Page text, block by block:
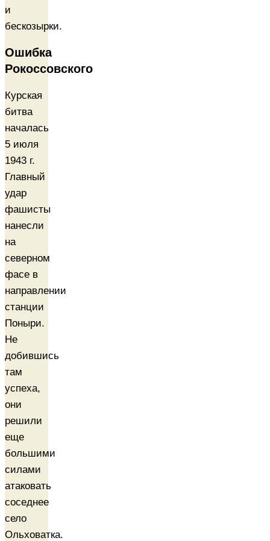
и
бескозырки.
Ошибка
Рокоссовского
Курская
битва
началась
5 июля
1943 г.
Главный
удар
фашисты
нанесли
на
северном
фасе в
направлении
станции
Поныри.
Не
добившись
там
успеха,
они
решили
еще
большими
силами
атаковать
соседнее
село
Ольховатка.